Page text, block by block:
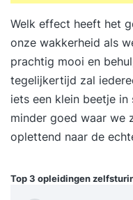
Welk effect heeft het
onze wakkerheid als
prachtig mooi en
tegelijkertijd zal
iets een klein beetje
minder goed waar we
oplettend naar de
Top 3 opleidingen